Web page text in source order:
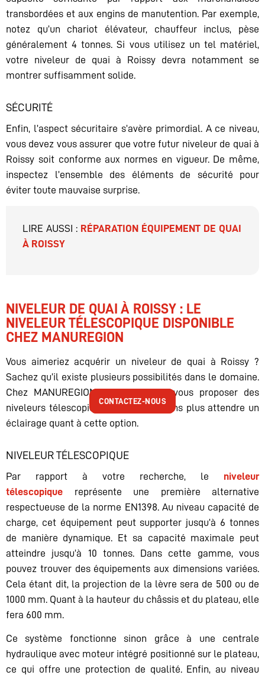
CONTACTEZ-NOUS
transbordées et aux engins de manutention. Par exemple,
notez qu’un chariot élévateur, chauffeur inclus, pèse
généralement 4 tonnes. Si vous utilisez un tel matériel,
votre niveleur de quai à Roissy devra notamment se
montrer suffisamment solide.
SÉCURITÉ
Enfin, l’aspect sécuritaire s’avère primordial. A ce niveau,
vous devez vous assurer que votre futur niveleur de quai à
Roissy soit conforme aux normes en vigueur. De même,
inspectez l’ensemble des éléments de sécurité pour
éviter toute mauvaise surprise.
LIRE AUSSI : RÉPARATION ÉQUIPEMENT DE QUAI
À ROISSY
NIVELEUR DE QUAI À ROISSY : LE
NIVELEUR TÉLESCOPIQUE DISPONIBLE
CHEZ MANUREGION
Vous aimeriez acquérir un niveleur de quai à Roissy ?
Sachez qu’il existe plusieurs possibilités dans le domaine.
Chez MANUREGION, nous pouvons vous proposer des
niveleurs télescopiques. Apportons sans plus attendre un
éclairage quant à cette option.
NIVELEUR TÉLESCOPIQUE
Par rapport à votre recherche, le niveleur
télescopique représente une première alternative
respectueuse de la norme EN1398. Au niveau capacité de
charge, cet équipement peut supporter jusqu’à 6 tonnes
de manière dynamique. Et sa capacité maximale peut
atteindre jusqu’à 10 tonnes. Dans cette gamme, vous
pouvez trouver des équipements aux dimensions variées.
Cela étant dit, la projection de la lèvre sera de 500 ou de
1000 mm. Quant à la hauteur du châssis et du plateau, elle
fera 600 mm.
Ce système fonctionne sinon grâce à une centrale
hydraulique avec moteur intégré positionné sur le plateau,
ce qui offre une protection de qualité. Enfin, au niveau
CONTACTEZ-NOUS